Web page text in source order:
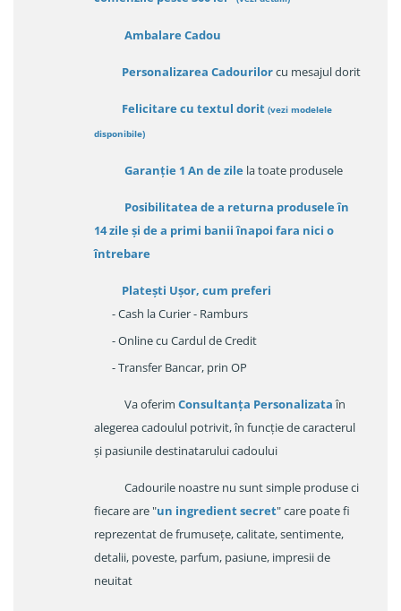
Ambalare Cadou
Personalizarea Cadourilorcu mesajul dorit
Felicitare cu textul dorit (vezi modelele
disponibile)
Garanție 1 An de zile la toate produsele
Posibilitatea de a returna produsele în
14 zileși de a primi banii înapoi fara nici o
întrebare
Platești Ușor, cum preferi
- Cash la Curier - Ramburs
- Online cu Cardul de Credit
- Transfer Bancar, prin OP
Va oferim Consultanța Personalizataîn
alegerea cadoulul potrivit, în funcție de caracterul
și pasiunile destinatarului cadoului
Cadourile noastre nu sunt simple produse ci
fiecare are "un ingredient secret" care poate fi
reprezentat de frumusețe, calitate, sentimente,
detalii, poveste, parfum, pasiune, impresii de
neuitat